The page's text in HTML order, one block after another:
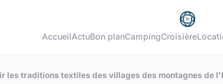
AccueilActuBon planCampingCroisière
les traditions textiles des villages des montagnes de